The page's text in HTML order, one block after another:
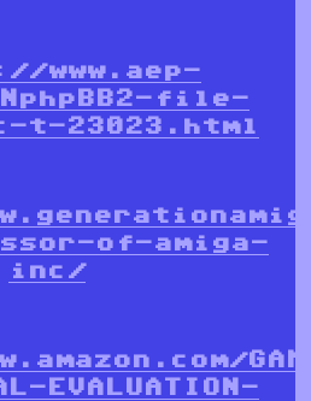
www.aep-
file-
t-23023.html
of-amiga-
inc/
EVALUATION-